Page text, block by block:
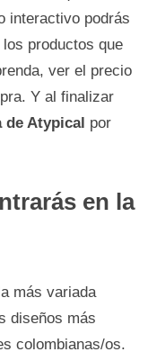
interactivo podrás
los productos que
ver el precio
Y al finalizar
de Atypical por
en la
más variada
diseños más
colombianas/os.